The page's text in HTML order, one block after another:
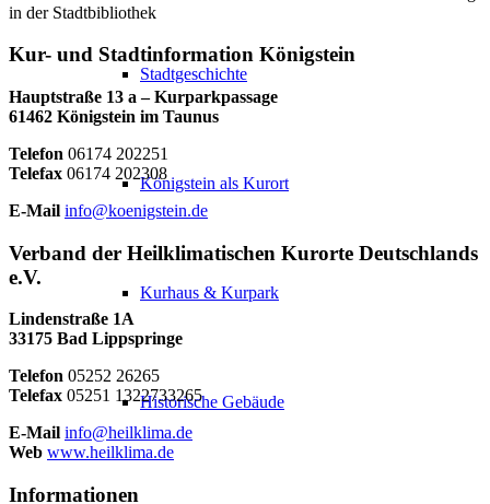
Stadtgeschichte
Königstein als Kurort
Kurhaus & Kurpark
Historische Gebäude
in der Stadtbibliothek
Kur- und Stadtinformation Königstein
Hauptstraße 13 a – Kurparkpassage
61462 Königstein im Taunus
Telefon 06174 202251
Telefax 06174 202308
E-Mail info@koenigstein.de
Verband der Heilklimatischen Kurorte Deutschlands
e.V.
Lindenstraße 1A
33175 Bad Lippspringe
Telefon 05252 26265
Telefax 05251 1322733265
E-Mail info@heilklima.de
Web www.heilklima.de
Informationen